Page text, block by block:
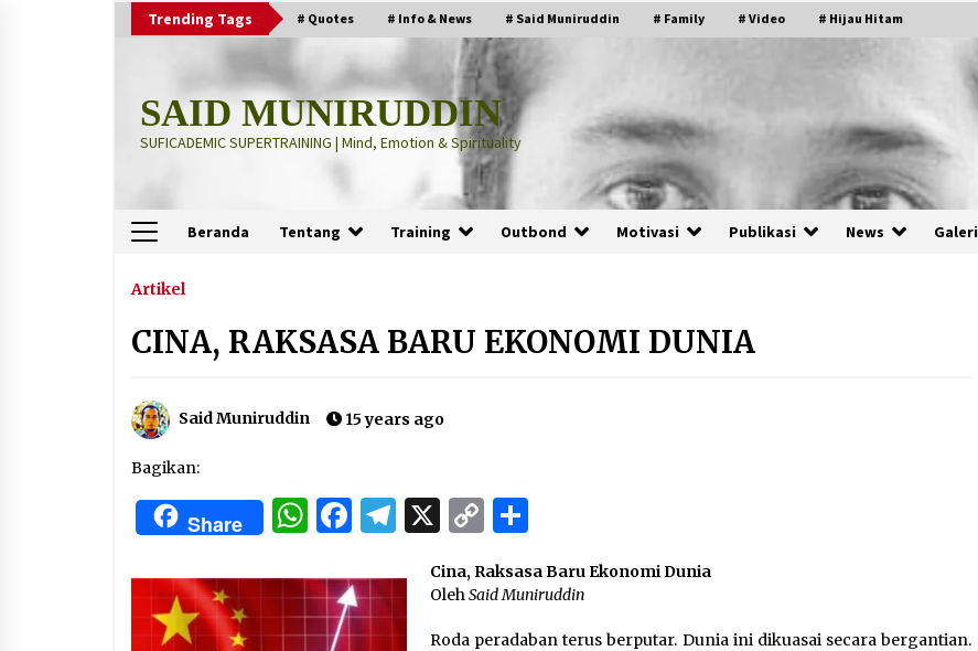
Trending Tags # Quotes # Info & News # Said Muniruddin # Family # Video # Hijau Hitam
SAID MUNIRUDDIN
SUFICADEMIC SUPERTRAINING | Mind, Emotion & Spirituality
Beranda Tentang Training Outbond Motivasi Publikasi News Galeri
Terbaru
“Thuma’ninah”: Cara Agama
PRABOWO!
3 months ago
Menjadi Manusia Visioner dan
3 months ago
3 months ago
Artikel
CINA, RAKSASA BARU EKONOMI DUNIA
Said Muniruddin 15 years ago
Bagikan:
Share WhatsApp
Facebook
Telegram
X Copy
Cina, Raksasa Baru Ekonomi Dunia
Oleh Said Muniruddin
Roda peradaban terus berputar. Dunia ini dikuasai secara bergantian.